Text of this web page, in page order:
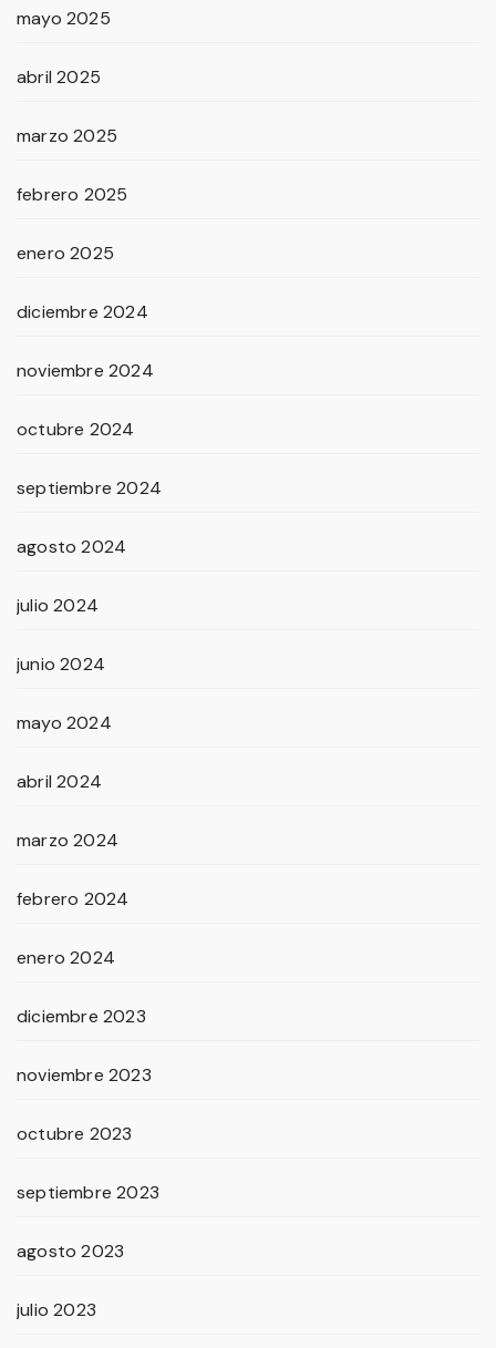
mayo 2025
abril 2025
marzo 2025
febrero 2025
enero 2025
diciembre 2024
noviembre 2024
octubre 2024
septiembre 2024
agosto 2024
julio 2024
junio 2024
mayo 2024
abril 2024
marzo 2024
febrero 2024
enero 2024
diciembre 2023
noviembre 2023
octubre 2023
septiembre 2023
agosto 2023
julio 2023